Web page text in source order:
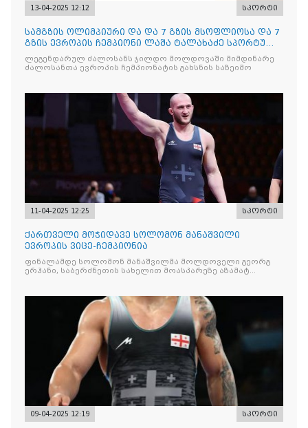
13-04-2025 12:12 სპორტი
სამგზის ოლიმპიური და და 7 გზის მსოფლიოსა და 7
გზის ევროპის ჩემპიონი ლაშა ტალახაძე სპორტული
ღირსების ოქროს ორდენით დაჯილდოვდა
ლეგენდარულ ძალოსანს ჯილდო მოლდოვაში მიმდინარე
ძალოსანთა ევროპის ჩემპიონატის გახსნის საზეიმო
11-04-2025 12:25 სპორტი
ქართველი მოჭიდავე სოლომონ მანაშვილი
ევროპის ვიცე-ჩემპიონია
ფინალამდე სოლომონ მანაშვილმა მოლდოველი გეორგ
ერჰანი, საბერძნეთის სახელით მოასპარეზე აზამატ
09-04-2025 12:19 სპორტი